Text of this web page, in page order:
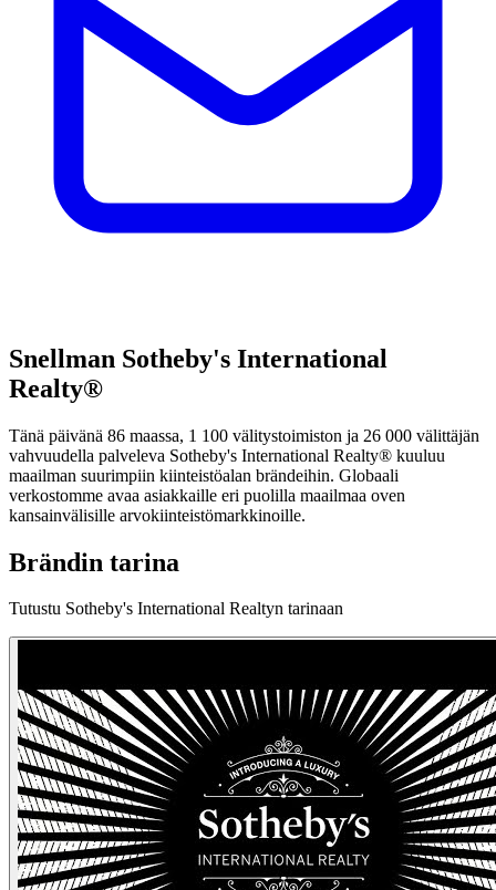
Snellman Sotheby's International
Realty®
Tänä päivänä 86 maassa, 1 100 välitystoimiston ja 26 000 välittäjän
vahvuudella palveleva Sotheby's International Realty® kuuluu
maailman suurimpiin kiinteistöalan brändeihin. Globaali
verkostomme avaa asiakkaille eri puolilla maailmaa oven
kansainvälisille arvokiinteistömarkkinoille.
Brändin tarina
Tutustu Sotheby's International Realtyn tarinaan